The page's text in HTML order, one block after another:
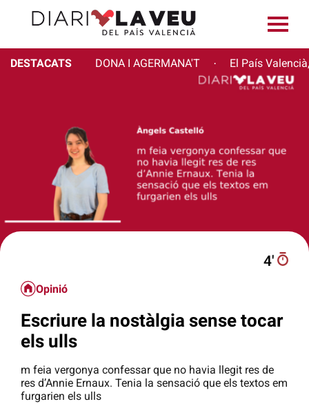
DESTACATS DONA I AGERMANA'T · El País
4′
Opinió
Escriure la nostàlgia sense tocar
els ulls
m feia vergonya confessar que no havia llegit res de
res d’Annie Ernaux. Tenia la sensació que els textos em
furgarien els ulls